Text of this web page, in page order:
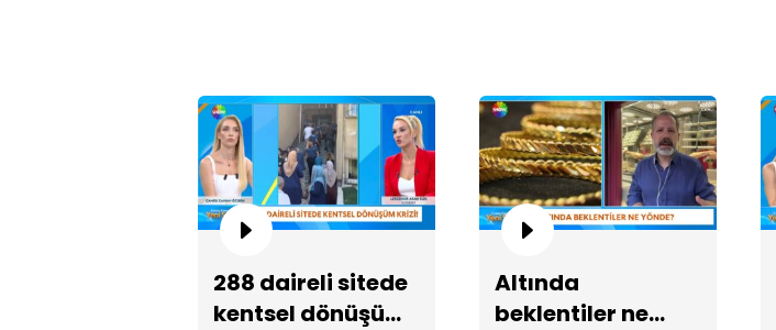
288 daireli sitede
kentsel dönüşüm
Altında
beklentiler ne